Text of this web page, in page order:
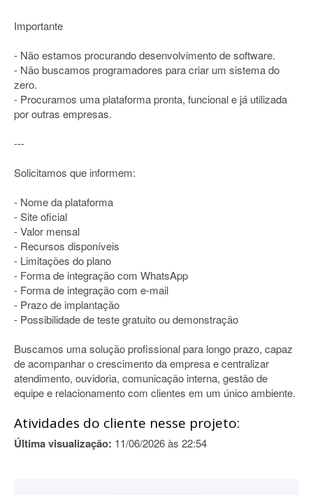
Importante
- Não estamos procurando desenvolvimento de software.
- Não buscamos programadores para criar um sistema do
zero.
- Procuramos uma plataforma pronta, funcional e já utilizada
por outras empresas.
---
Solicitamos que informem:
- Nome da plataforma
- Site oficial
- Valor mensal
- Recursos disponíveis
- Limitações do plano
- Forma de integração com WhatsApp
- Forma de integração com e-mail
- Prazo de implantação
- Possibilidade de teste gratuito ou demonstração
Buscamos uma solução profissional para longo prazo, capaz
de acompanhar o crescimento da empresa e centralizar
atendimento, ouvidoria, comunicação interna, gestão de
equipe e relacionamento com clientes em um único ambiente.
Atividades do cliente nesse projeto:
Última visualização: 11/06/2026 às 22:54